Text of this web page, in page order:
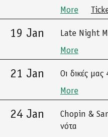
More
19 Jan
Late Night
More
21 Jan
Οι δικές μας
More
24 Jan
Chopin &
νότα